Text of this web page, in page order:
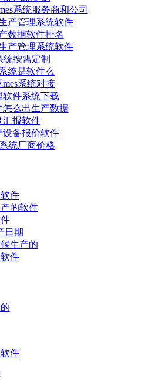
系统服务商和公司
产管理系统软件
数据软件排名
产管理系统软件
统按需定制
统是软件么
系统对接
软件系统下载
怎么出生产数据
报软件
备报价软件
统厂商价格
件
的软件
日期
生产的
件
件